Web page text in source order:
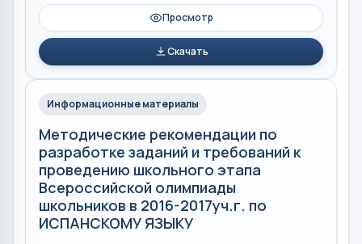
Просмотр
Скачать
Информационные материалы
Методические рекомендации по
разработке заданий и требований к
проведению школьного этапа
Всероссийской олимпиады
школьников в 2016-2017уч.г. по
ИСПАНСКОМУ ЯЗЫКУ